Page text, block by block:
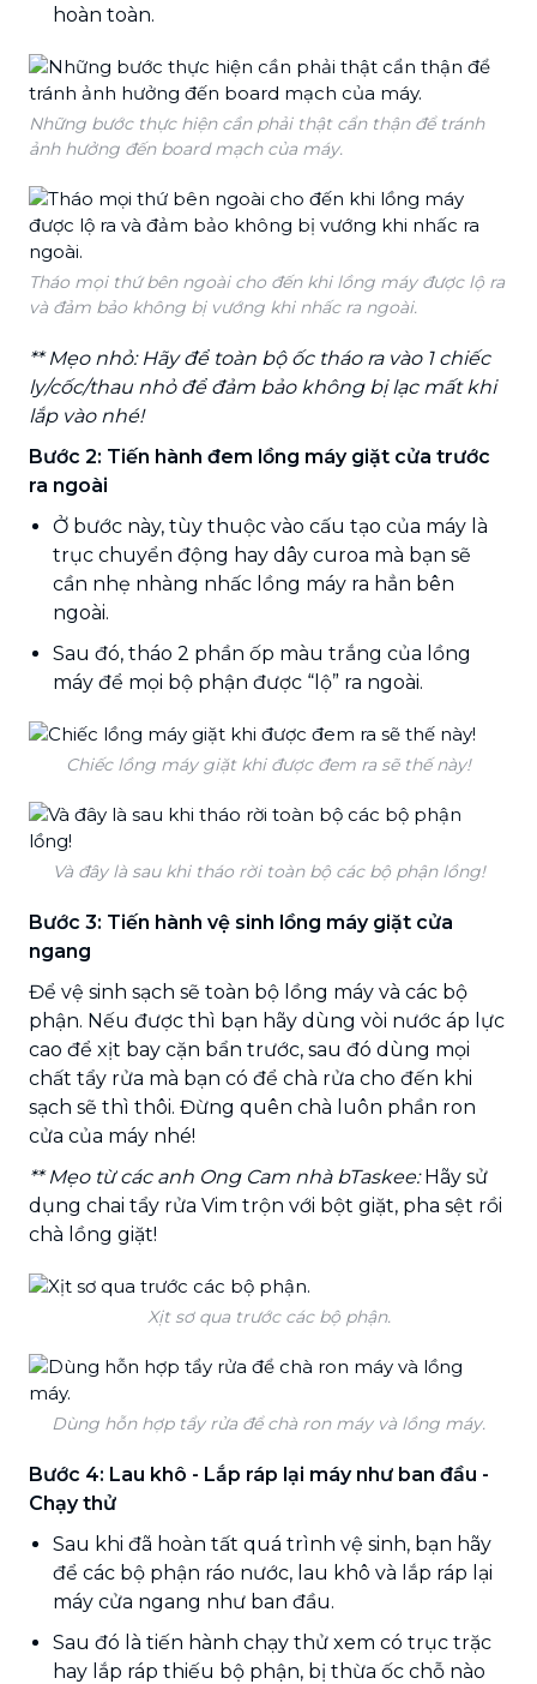
hoàn toàn.
Những bước thực hiện cần phải thật cẩn thận để tránh
ảnh hưởng đến board mạch của máy.
Tháo mọi thứ bên ngoài cho đến khi lồng máy được lộ ra
và đảm bảo không bị vướng khi nhấc ra ngoài.
** Mẹo nhỏ: Hãy để toàn bộ ốc tháo ra vào 1 chiếc
ly/cốc/thau nhỏ để đảm bảo không bị lạc mất khi
lắp vào nhé!
Bước 2: Tiến hành đem lồng máy giặt cửa trước
ra ngoài
Ở bước này, tùy thuộc vào cấu tạo của máy là
trục chuyển động hay dây curoa mà bạn sẽ
cần nhẹ nhàng nhấc lồng máy ra hẳn bên
ngoài.
Sau đó, tháo 2 phần ốp màu trắng của lồng
máy để mọi bộ phận được “lộ” ra ngoài.
Chiếc lồng máy giặt khi được đem ra sẽ thế này!
Và đây là sau khi tháo rời toàn bộ các bộ phận lồng!
Bước 3: Tiến hành vệ sinh lồng máy giặt cửa
ngang
Để vệ sinh sạch sẽ toàn bộ lồng máy và các bộ
phận. Nếu được thì bạn hãy dùng vòi nước áp lực
cao để xịt bay cặn bẩn trước, sau đó dùng mọi
chất tẩy rửa mà bạn có để chà rửa cho đến khi
sạch sẽ thì thôi. Đừng quên chà luôn phần ron
cửa của máy nhé!
** Mẹo từ các anh Ong Cam nhà bTaskee:Hãy sử
dụng chai tẩy rửa Vim trộn với bột giặt, pha sệt rồi
chà lồng giặt!
Xịt sơ qua trước các bộ phận.
Dùng hỗn hợp tẩy rửa để chà ron máy và lồng máy.
Bước 4: Lau khô - Lắp ráp lại máy như ban đầu -
Chạy thử
Sau khi đã hoàn tất quá trình vệ sinh, bạn hãy
để các bộ phận ráo nước, lau khô và lắp ráp lại
máy cửa ngang như ban đầu.
Sau đó là tiến hành chạy thử xem có trục trặc
hay lắp ráp thiếu bộ phận, bị thừa ốc chỗ nào